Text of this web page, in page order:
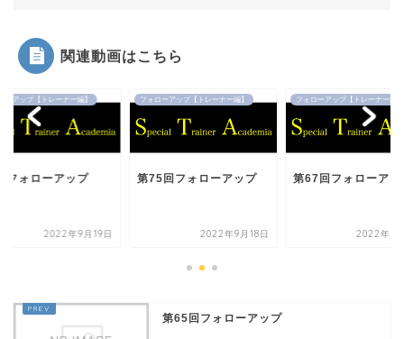
関連動画はこちら
ーアップ【トレーナー編】
フォローアップ
2022年9月19日
フォローアップ【トレーナー編】
第75回フォローアップ
2022年9月18日
フォローアップ【トレーナー編】
第67回フォローアッ
2022年9
第65回フォローアップ